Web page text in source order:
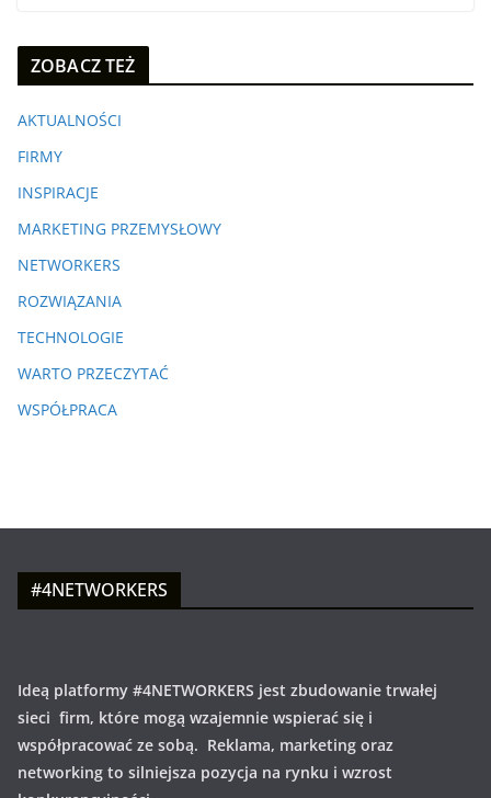
ZOBACZ TEŻ
AKTUALNOŚCI
FIRMY
INSPIRACJE
MARKETING PRZEMYSŁOWY
NETWORKERS
ROZWIĄZANIA
TECHNOLOGIE
WARTO PRZECZYTAĆ
WSPÓŁPRACA
#4NETWORKERS
Ideą platformy #4NETWORKERS jest zbudowanie trwałej
sieci firm, które mogą wzajemnie wspierać się i
współpracować ze sobą. Reklama, marketing oraz
networking to silniejsza pozycja na rynku i wzrost